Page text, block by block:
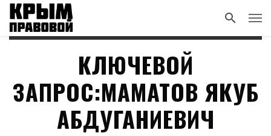
КЛЮЧЕВОЙ
ЗАПРОС:МАМАТОВ ЯКУБ
АБДУГАНИЕВИЧ